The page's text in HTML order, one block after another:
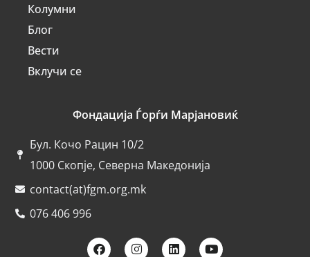
Колумни
Блог
Вести
Вклучи се
Фондација Ѓорѓи Марјановиќ
Бул. Кочо Рацин 10/2
1000 Скопје, Северна Македонија
contact(at)fgm.org.mk
076 406 996